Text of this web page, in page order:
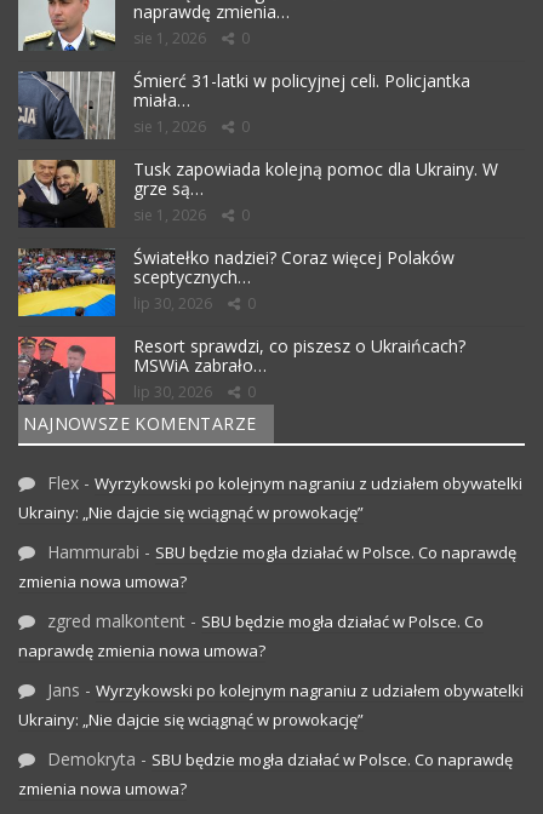
naprawdę zmienia…
sie 1, 2026 0
Śmierć 31-latki w policyjnej celi. Policjantka
miała…
sie 1, 2026 0
Tusk zapowiada kolejną pomoc dla Ukrainy. W
grze są…
sie 1, 2026 0
Światełko nadziei? Coraz więcej Polaków
sceptycznych…
lip 30, 2026 0
Resort sprawdzi, co piszesz o Ukraińcach?
MSWiA zabrało…
lip 30, 2026 0
NAJNOWSZE KOMENTARZE
Flex - Wyrzykowski po kolejnym nagraniu z udziałem obywatelki
Ukrainy: „Nie dajcie się wciągnąć w prowokację”
Hammurabi - SBU będzie mogła działać w Polsce. Co naprawdę
zmienia nowa umowa?
zgred malkontent - SBU będzie mogła działać w Polsce. Co
naprawdę zmienia nowa umowa?
Jans - Wyrzykowski po kolejnym nagraniu z udziałem obywatelki
Ukrainy: „Nie dajcie się wciągnąć w prowokację”
Demokryta - SBU będzie mogła działać w Polsce. Co naprawdę
zmienia nowa umowa?